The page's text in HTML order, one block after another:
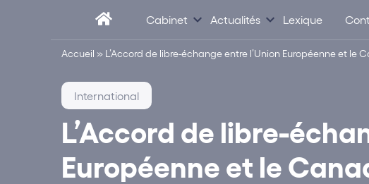
Cabinet Actualités Lexique
Accueil » L’Accord de libre-échange entre l’Union Européenne et le
L’Accord de libre-
Européenne et le
International